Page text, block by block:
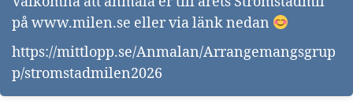
påwww.milen.se eller via länk nedan
https://mittlopp.se/Anmalan/Arrangemangsgrup
p/stromstadmilen2026